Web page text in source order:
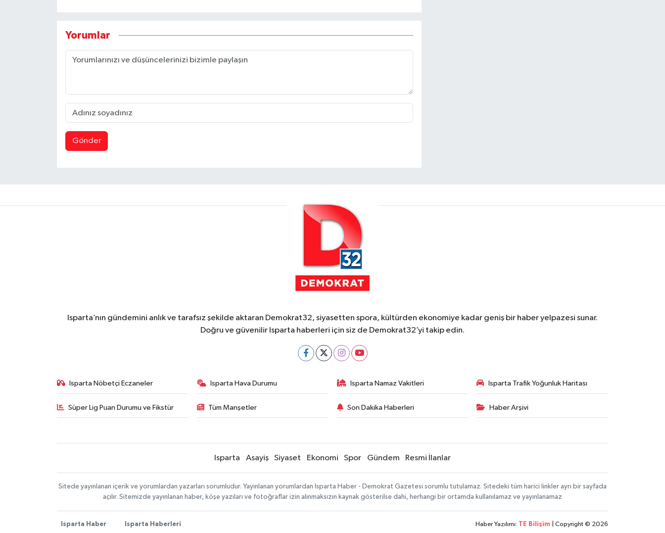
Yorumlar
Gönder
Isparta’nın gündemini anlık ve tarafsız şekilde aktaran Demokrat32, siyasetten spora, kültürden ekonomiye kadar geniş bir haber yelpazesi sunar.
Doğru ve güvenilir Isparta haberleri için siz de Demokrat32’yi takip edin.
Isparta Nöbetçi Eczaneler Isparta Hava Durumu Isparta Namaz Vakitleri Isparta Trafik Yoğunluk Haritası
Süper Lig Puan Durumu ve Fikstür Tüm Manşetler Son Dakika Haberleri Haber Arşivi
Isparta Asayiş Siyaset Ekonomi Spor Gündem Resmi İlanlar
Sitede yayınlanan içerik ve yorumlardan yazarları sorumludur. Yayınlanan yorumlardan Isparta Haber - Demokrat Gazetesi sorumlu tutulamaz. Sitedeki tüm harici linkler ayrı bir sayfada
açılır. Sitemizde yayınlanan haber, köşe yazıları ve fotoğraflar izin alınmaksızın kaynak gösterilse dahi, herhangi bir ortamda kullanılamaz ve yayınlanamaz
Isparta Haber Isparta Haberleri Haber Yazılımı: TE Bilişim | Copyright © 2026